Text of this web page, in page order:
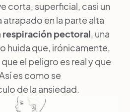
corta, superficial, casi un
en la parte alta
respiración pectoral, una
huida que, irónicamente,
el peligro es real y que
es como se
de la ansiedad.